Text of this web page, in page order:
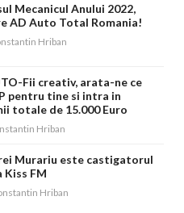
Mecanicul Anului 2022,
AD Auto Total Romania!
Hriban
Fii creativ, arata-ne ce
pentru tine si intra in
totale de 15.000 Euro
Hriban
Murariu este castigatorul
Kiss FM
Hriban